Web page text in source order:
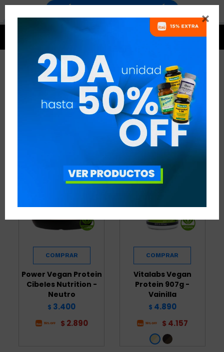

PROTEÍNAS DE ORIGEN
VEGETAL
PROTEÍNAS DE ORIGEN VEGETAL QUITAR FILTROS
RECOMENDADOS
Power Vegan Protein
Cibeles Nutrition -
Neutro
$ 3.400
$ 2.890
Vitalabs Vegan
Protein 907g -
Vainilla
$ 4.890
$ 4.157